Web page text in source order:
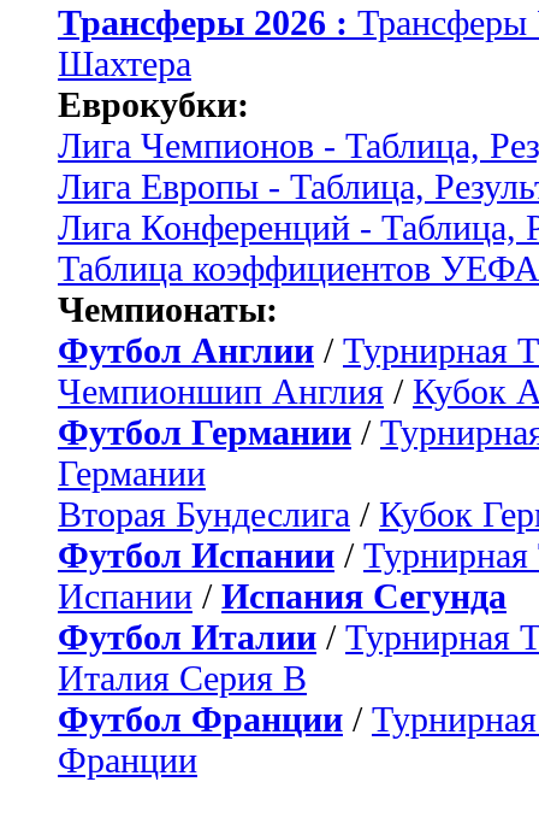
Трансферы 2026 :
Шахтера
Еврокубки:
Лига Чемпионов - Таблица,
Лига Европы - Таблица,
Лига Конференций - Таблица,
Таблица коэффициентов УЕФА
Чемпионаты:
Футбол Англии / Турнирная
Чемпионшип Англия / Кубок
Футбол Германии /
Германии
Вторая Бундеслига / Кубок
Футбол Испании / Турнирная
Испании / Испания Сегунда
Футбол Италии / Турнирная
Италия Серия B
Футбол Франции /
Франции